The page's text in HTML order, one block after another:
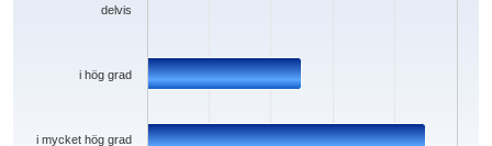
i mycket hög grad
i hög grad
delvis